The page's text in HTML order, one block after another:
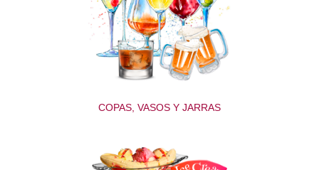
COPAS, VASOS Y JARRAS